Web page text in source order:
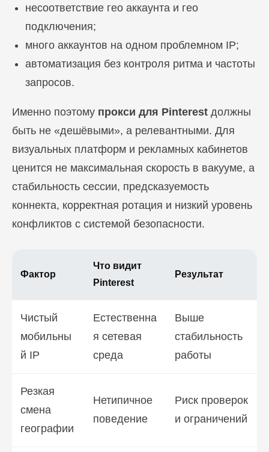
несоответствие гео аккаунта и гео
подключения;
много аккаунтов на одном проблемном IP;
автоматизация без контроля ритма и частоты
запросов.
Именно поэтому прокси для Pinterest должны
быть не «дешёвыми», а релевантными. Для
визуальных платформ и рекламных кабинетов
ценится не максимальная скорость в вакууме, а
стабильность сессии, предсказуемость
коннекта, корректная ротация и низкий уровень
конфликтов с системой безопасности.
Фактор
Что видит
Pinterest
Результат
Чистый
мобильны
й IP
Естественна
я сетевая
среда
Выше
стабильность
работы
Резкая
смена
географии
Нетипичное
поведение
Риск проверок
и ограничений